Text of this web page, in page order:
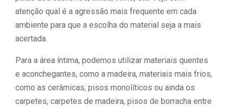
atenção qual é a agressão mais frequente em cada
ambiente para que a escolha do material seja a mais
acertada.
Para a área íntima, podemos utilizar materiais quentes
e aconchegantes, como a madeira, materiais mais frios,
como as cerâmicas, pisos monolíticos ou ainda os
carpetes, carpetes de madeira, pisos de borracha entre